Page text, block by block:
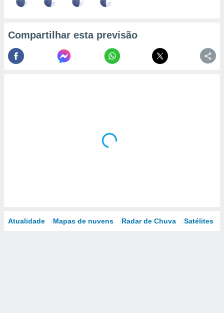
Compartilhar esta previsão
Atualidade Mapas de nuvens Radar de Chuva Satélites